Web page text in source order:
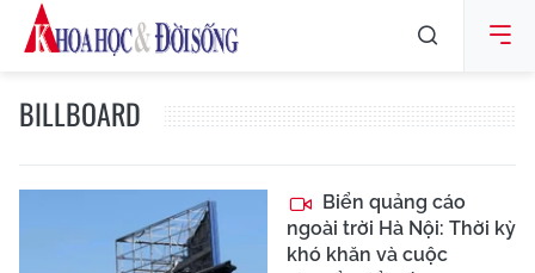
BILLBOARD
Biển quảng cáo
ngoài trời Hà Nội: Thời kỳ
khó khăn và cuộc